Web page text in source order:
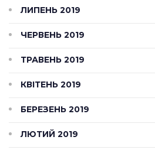
ЛИПЕНЬ 2019
ЧЕРВЕНЬ 2019
ТРАВЕНЬ 2019
КВІТЕНЬ 2019
БЕРЕЗЕНЬ 2019
ЛЮТИЙ 2019